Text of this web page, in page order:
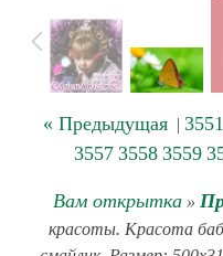
« Предыдущая | 3551
3557 3558 3559
Вам открытка»
красоты. Красота